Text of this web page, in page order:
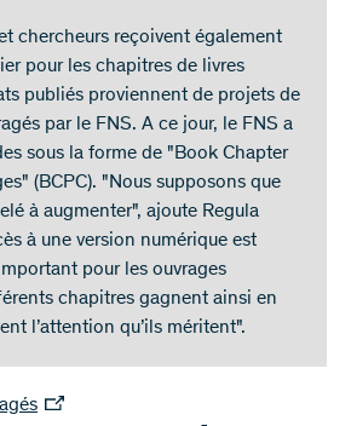
chercheurs reçoivent également
pour les chapitres de livres
publiés proviennent de projets de
par le FNS. A ce jour, le FNS a
sous la forme de "Book Chapter
(BCPC). "Nous supposons que
à augmenter", ajoute Regula
à une version numérique est
pour les ouvrages
chapitres gagnent ainsi en
l’attention qu’ils méritent".